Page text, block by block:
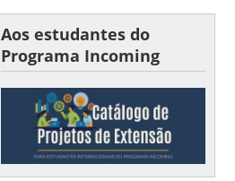
Aos estudantes do
Programa Incoming